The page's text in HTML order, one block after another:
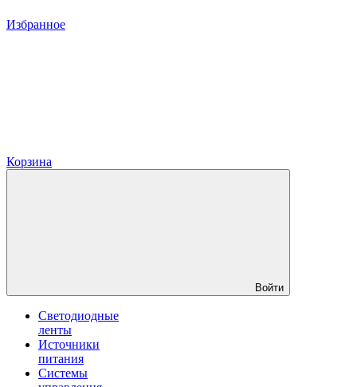
Избранное
Корзина
Войти
Светодиодные
ленты
Источники
питания
Системы